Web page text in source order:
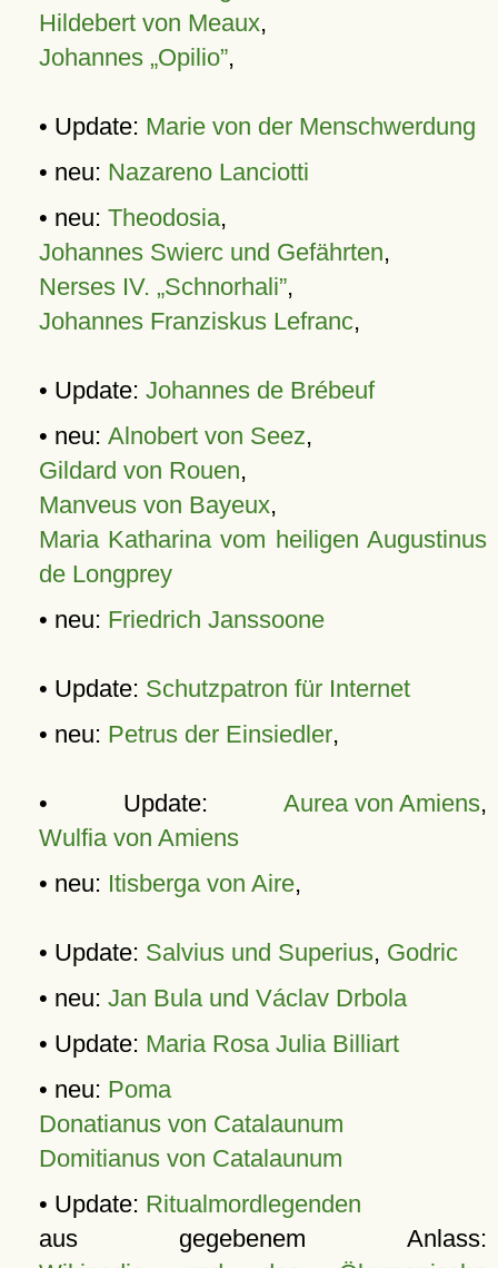
Hildebert von Meaux,
Johannes „Opilio”,
• Update: Marie von der Menschwerdung
• neu: Nazareno Lanciotti
• neu: Theodosia,
Johannes Swierc und Gefährten,
Nerses IV. „Schnorhali”,
Johannes Franziskus Lefranc,
• Update: Johannes de Brébeuf
• neu: Alnobert von Seez,
Gildard von Rouen,
Manveus von Bayeux,
Maria Katharina vom heiligen Augustinus
de Longprey
• neu: Friedrich Janssoone
• Update: Schutzpatron für Internet
• neu: Petrus der Einsiedler,
• Update: Aurea von Amiens,
Wulfia von Amiens
• neu: Itisberga von Aire,
• Update: Salvius und Superius, Godric
• neu: Jan Bula und Václav Drbola
• Update: Maria Rosa Julia Billiart
• neu: Poma
Donatianus von Catalaunum
Domitianus von Catalaunum
• Update: Ritualmordlegenden
aus gegebenem Anlass: